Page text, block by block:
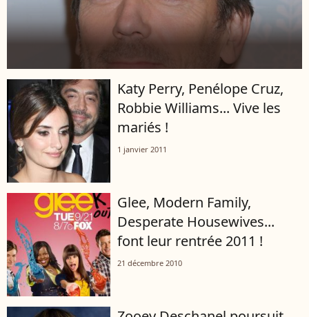
Katy Perry, Penélope Cruz,
Robbie Williams... Vive les
mariés !
1 janvier 2011
Glee, Modern Family,
Desperate Housewives...
font leur rentrée 2011 !
21 décembre 2010